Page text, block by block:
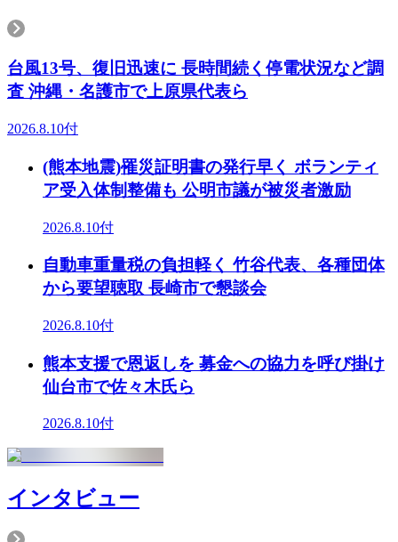
台風13号、復旧迅速に 長時間続く停電状況など調
査 沖縄・名護市で上原県代表ら
2026.8.10付
(熊本地震)罹災証明書の発行早く ボランティ
ア受入体制整備も 公明市議が被災者激励
2026.8.10付
自動車重量税の負担軽く 竹谷代表、各種団体
から要望聴取 長崎市で懇談会
2026.8.10付
熊本支援で恩返しを 募金への協力を呼び掛け
仙台市で佐々木氏ら
2026.8.10付
インタビュー